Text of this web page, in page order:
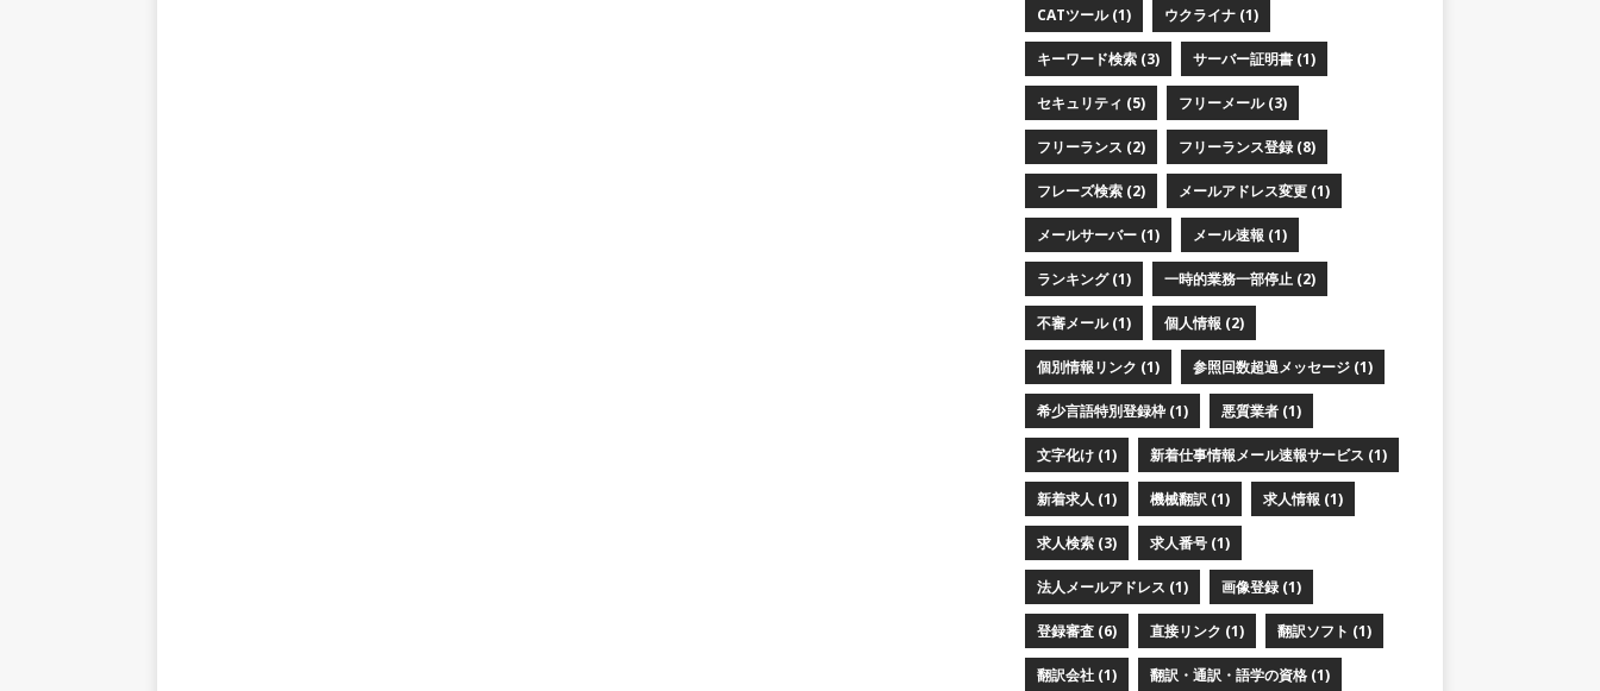
CATツール (1) ウクライナ (1)
キーワード検索 (3) サーバー証明書 (1)
セキュリティ (5) フリーメール (3)
フリーランス (2) フリーランス登録 (8)
フレーズ検索 (2) メールアドレス変更 (1)
メールサーバー (1) メール速報 (1)
ランキング (1) 一時的業務一部停止 (2)
不審メール (1) 個人情報 (2)
個別情報リンク (1) 参照回数超過メッセージ (1)
希少言語特別登録枠 (1) 悪質業者 (1)
文字化け (1) 新着仕事情報メール速報サービス (1)
新着求人 (1) 機械翻訳 (1) 求人情報 (1)
求人検索 (3) 求人番号 (1)
法人メールアドレス (1) 画像登録 (1)
登録審査 (6) 直接リンク (1) 翻訳ソフト (1)
翻訳会社 (1) 翻訳・通訳・語学の資格 (1)